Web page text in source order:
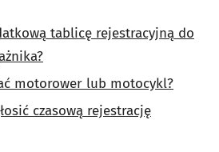
tablicę rejestracyjną do
motorower lub motocykl?
czasową rejestrację